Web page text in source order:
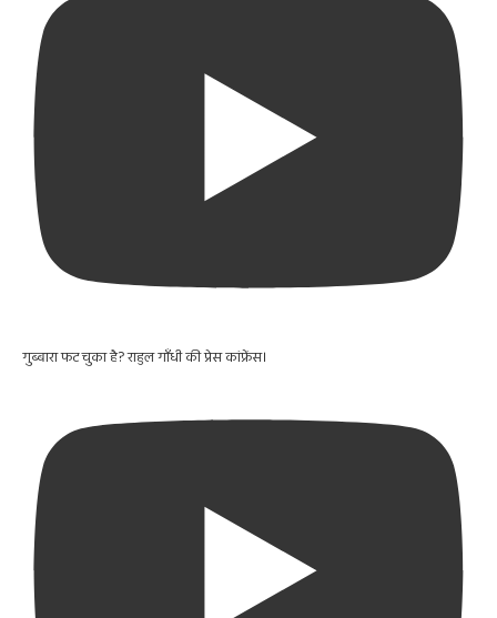
गुब्बारा फट चुका है? राहुल गाँधी की प्रेस कांफ्रेंस।